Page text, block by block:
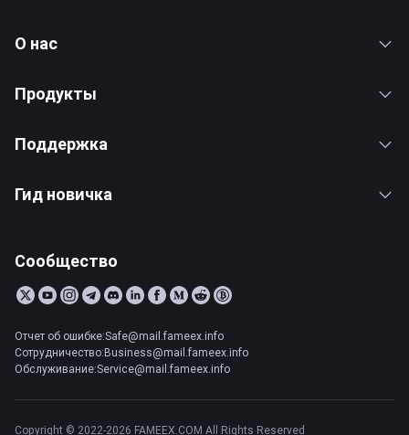
О нас
Продукты
Поддержка
Гид новичка
Сообщество
Отчет об ошибке:Safe@mail.fameex.info
Сотрудничество:Business@mail.fameex.info
Обслуживание:Service@mail.fameex.info
Copyright © 2022-2026 FAMEEX.COM All Rights Reserved